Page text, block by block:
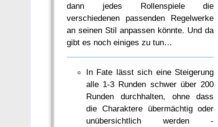
dann jedes Rollenspiele die
verschiedenen passenden Regelwerke
an seinen Stil anpassen könnte. Und da
gibt es noch einiges zu tun…
In Fate lässt sich eine Steigerung
alle 1-3 Runden schwer über 200
Runden durchhalten, ohne dass
die Charaktere übermächtig oder
unübersichtlich werden -